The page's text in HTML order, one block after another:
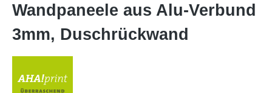
Wandpaneele aus Alu-Verbund
3mm, Duschrückwand